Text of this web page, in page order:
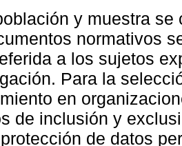
y muestra
normativos
a los sujetos
Para la
en
de inclusión y
de datos